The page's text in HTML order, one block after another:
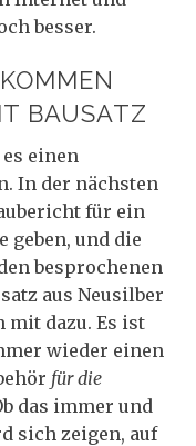
besser.
BAUSATZ
einen
In der nächsten
für ein
geben, und die
besprochenen
aus Neusilber
mit dazu. Es ist
wieder einen
für die
das immer und
sich zeigen, auf